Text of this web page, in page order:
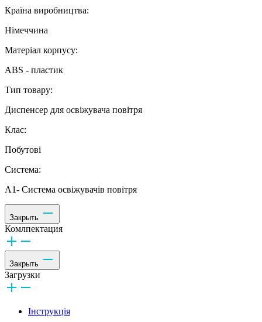
Країна виробництва:
Німеччина
Матеріал корпусу:
ABS - пластик
Тип товару:
Диспенсер для освіжувача повітря
Клас:
Побутові
Система:
А1- Система освіжувачів повітря
Закрыть
Комлпектация
Закрыть
Загрузки
Інструкція